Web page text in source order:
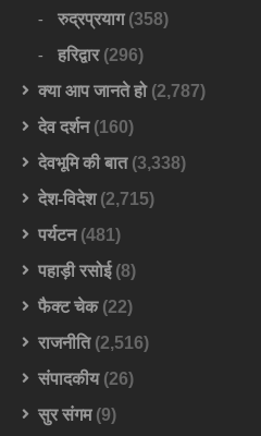
रुद्रप्रयाग(358)
हरिद्वार(296)
क्या आप जानते हो(2,787)
देव दर्शन(160)
देवभूमि की बात(3,338)
देश-विदेश(2,715)
पर्यटन(481)
पहाड़ी रसोई(8)
फैक्ट चेक(22)
राजनीति(2,516)
संपादकीय(26)
सुर संगम(9)